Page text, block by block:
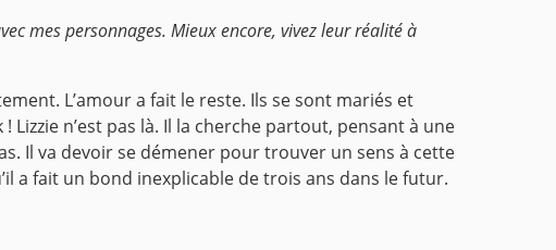
mes personnages. Mieux encore, vivez leur réalité à
L’amour a fait le reste. Ils se sont mariés et
n’est pas là. Il la cherche partout, pensant à une
Il va devoir se démener pour trouver un sens à cette
a fait un bond inexplicable de trois ans dans le futur.